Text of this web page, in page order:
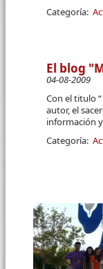
Categoría:
El blog
04-08-2009
Con el titulo
autor, el
información
Categoría: